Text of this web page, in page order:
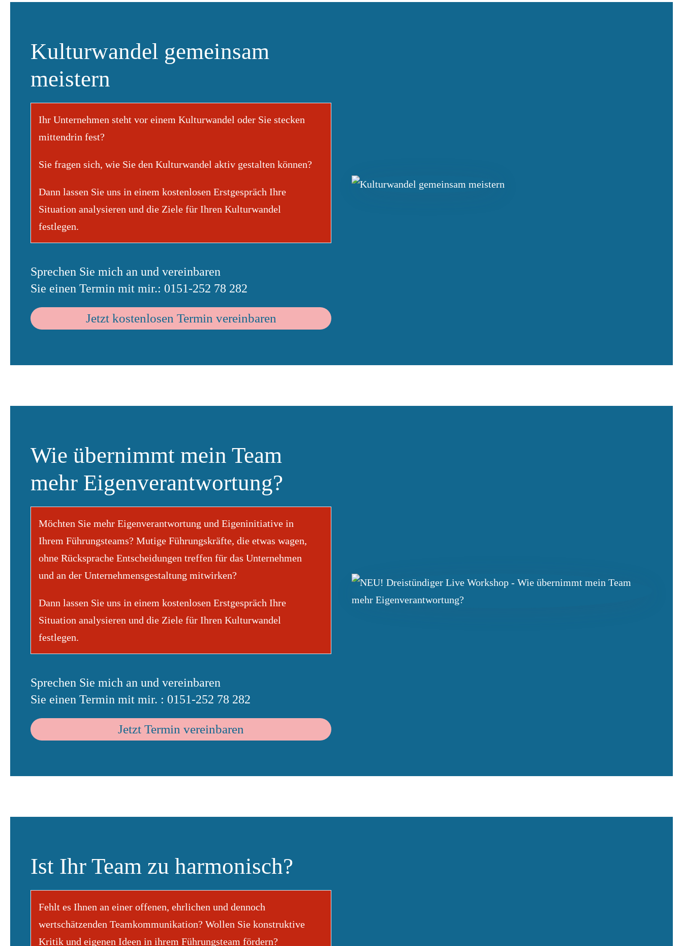
Kulturwandel gemeinsam
meistern
Ihr Unternehmen steht vor einem Kulturwandel oder Sie stecken
mittendrin fest?
Sie fragen sich, wie Sie den Kulturwandel aktiv gestalten können?
Dann lassen Sie uns in einem kostenlosen Erstgespräch Ihre
Situation analysieren und die Ziele für Ihren Kulturwandel
festlegen.
Sprechen Sie mich an und vereinbaren
Sie einen Termin mit mir.: 0151-252 78 282
Jetzt kostenlosen Termin vereinbaren
Wie übernimmt mein Team
mehr Eigenverantwortung?
Möchten Sie mehr Eigenverantwortung und Eigeninitiative in
Ihrem Führungsteams? Mutige Führungskräfte, die etwas wagen,
ohne Rücksprache Entscheidungen treffen für das Unternehmen
und an der Unternehmensgestaltung mitwirken?
Dann lassen Sie uns in einem kostenlosen Erstgespräch Ihre
Situation analysieren und die Ziele für Ihren Kulturwandel
festlegen.
Sprechen Sie mich an und vereinbaren
Sie einen Termin mit mir. : 0151-252 78 282
Jetzt Termin vereinbaren
Ist Ihr Team zu harmonisch?
Fehlt es Ihnen an einer offenen, ehrlichen und dennoch
wertschätzenden Teamkommunikation? Wollen Sie konstruktive
Kritik und eigenen Ideen in ihrem Führungsteam fördern?